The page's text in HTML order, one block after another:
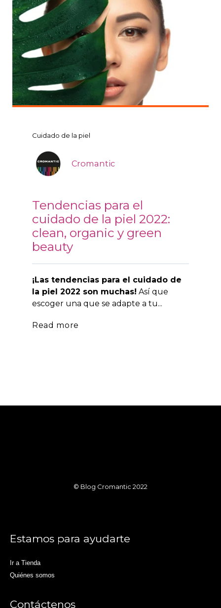
Cuidado de la piel
Cromantic
Tendencias para el
cuidado de la piel 2022:
clean, organic y green
beauty
¡Las tendencias para el cuidado de
la piel 2022 son muchas! Así que
escoger una que se adapte a tu...
Read more
© Blog Cromantic 2022
Estamos para ayudarte
Ir a Tienda
Quiénes somos
Contáctenos